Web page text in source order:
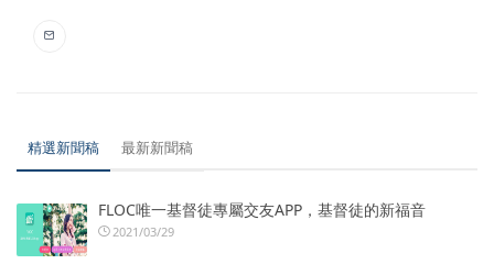
精選新聞稿 最新新聞稿
FLOC唯一基督徒專屬交友APP，基督徒的新福音
2021/03/29